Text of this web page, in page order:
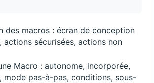
des macros : écran de conception
actions sécurisées, actions non
Macro : autonome, incorporée,
mode pas-à-pas, conditions, sous-